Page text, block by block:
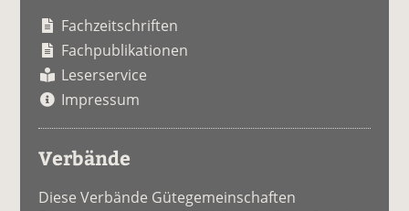
Fachzeitschriften
Fachpublikationen
Leserservice
Impressum
Verbände
Diese Verbände Gütegemeinschaften